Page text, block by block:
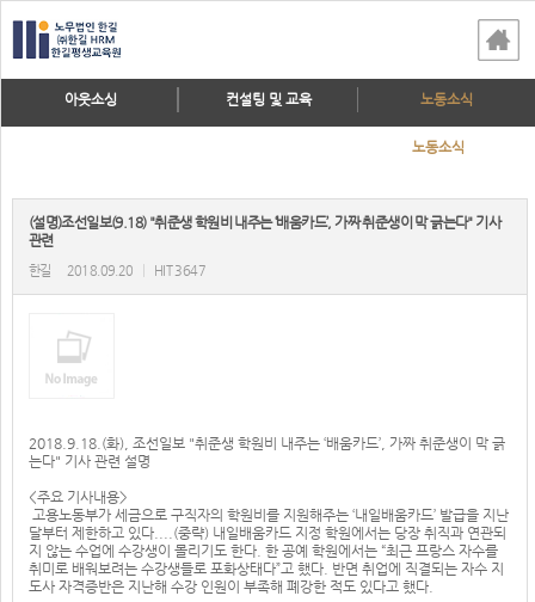
아웃소싱 컨설팅 및 교육 노동소식
노동소식
(설명)조선일보(9.18) "취준생 학원비 내주는 ‘배움카드’, 가짜 취준생이 막 긁는다" 기사
관련
한길 2018.09.20 HIT 3647
2018.9.18.(화), 조선일보 "취준생 학원비 내주는 ‘배움카드’, 가짜 취준생이 막 긁
는다" 기사 관련 설명
<주요 기사내용>
고용노동부가 세금으로 구직자의 학원비를 지원해주는 ‘내일배움카드’ 발급을 지난
달부터 제한하고 있다....(중략) 내일배움카드 지정 학원에서는 당장 취직과 연관되
지 않는 수업에 수강생이 몰리기도 한다. 한 공예 학원에서는 “최근 프랑스 자수를
취미로 배워보려는 수강생들로 포화상태다”고 했다. 반면 취업에 직결되는 자수 지
도사 자격증반은 지난해 수강 인원이 부족해 폐강한 적도 있다고 했다.